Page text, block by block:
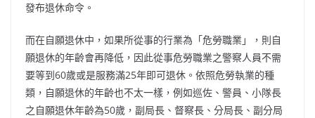
發布退休命令。
而在自願退休中，如果所從事的行業為「危勞職業」，則自
願退休的年齡會再降低，因此從事危勞職業之警察人員不需
要等到60歲或是服務滿25年即可退休。依照危勞執業的種
類，自願退休的年齡也不太一樣，例如巡佐、警員、小隊長
之自願退休年齡為50歲，副局長、督察長、分局長、副分局